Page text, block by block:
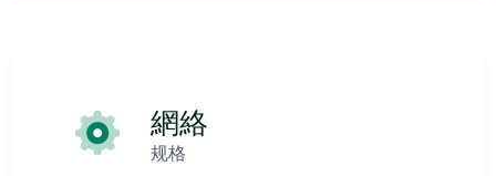
網絡
规格